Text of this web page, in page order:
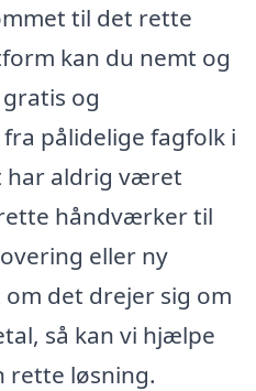
til det rette
kan du nemt og
og
pålidelige fagfolk i
har aldrig været
håndværker til
eller ny
det drejer sig om
så kan vi hjælpe
rette løsning.